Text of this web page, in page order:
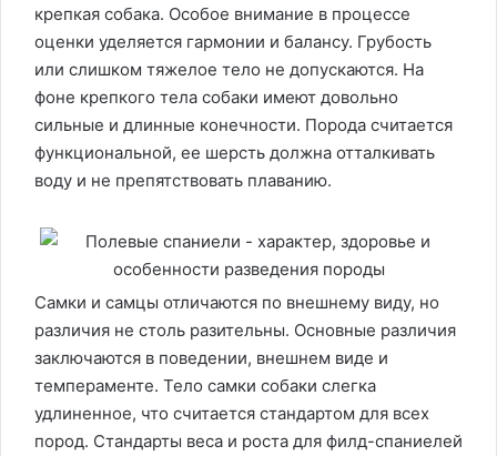
крепкая собака. Особое внимание в процессе
оценки уделяется гармонии и балансу. Грубость
или слишком тяжелое тело не допускаются. На
фоне крепкого тела собаки имеют довольно
сильные и длинные конечности. Порода считается
функциональной, ее шерсть должна отталкивать
воду и не препятствовать плаванию.
Самки и самцы отличаются по внешнему виду, но
различия не столь разительны. Основные различия
заключаются в поведении, внешнем виде и
темпераменте. Тело самки собаки слегка
удлиненное, что считается стандартом для всех
пород. Стандарты веса и роста для филд-спаниелей